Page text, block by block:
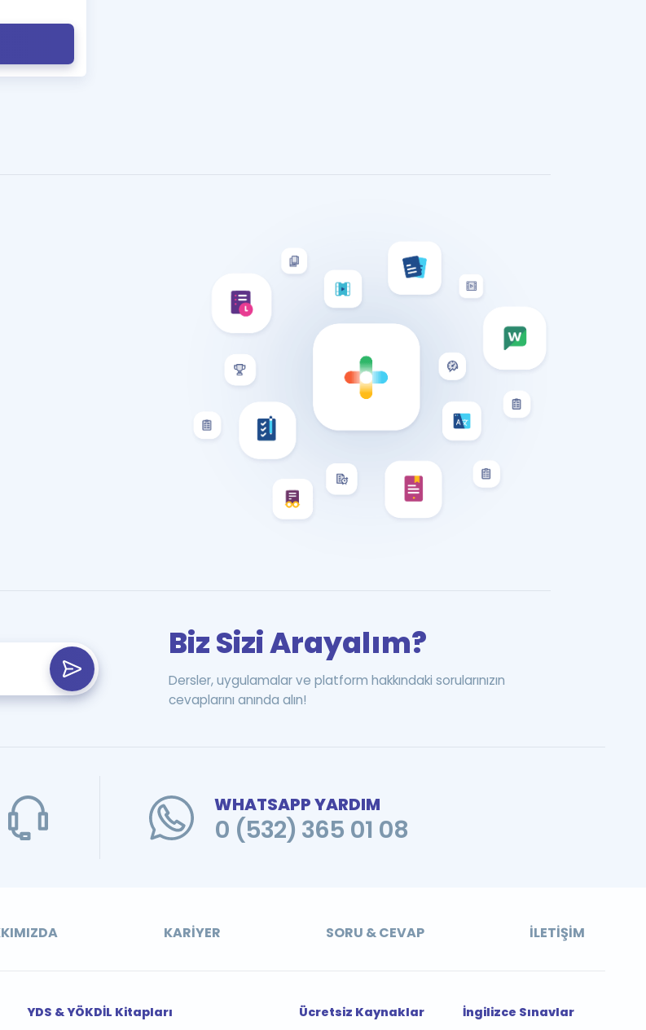
Biz Sizi Arayalım?
Dersler, uygulamalar ve platform hakkındaki sorularınızın
cevaplarını anında alın!
WHATSAPP YARDIM
0 (532) 365 01 08
KARIYER SORU & CEVAP İLETIŞIM
YDS & YÖKDİL Kitapları Ücretsiz Kaynaklar İngilizce Sınavlar